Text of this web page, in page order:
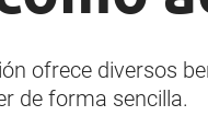
ofrece diversos
de forma sencilla.